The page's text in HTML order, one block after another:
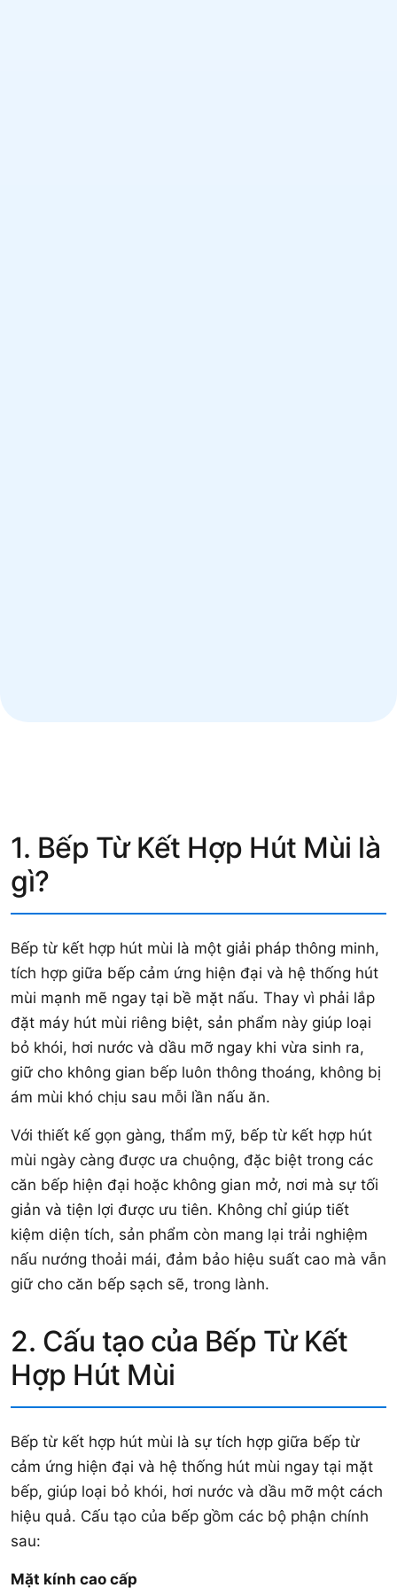
1. Bếp Từ Kết Hợp Hút Mùi là
gì?
Bếp từ kết hợp hút mùi là một giải pháp thông minh,
tích hợp giữa bếp cảm ứng hiện đại và hệ thống hút
mùi mạnh mẽ ngay tại bề mặt nấu. Thay vì phải lắp
đặt máy hút mùi riêng biệt, sản phẩm này giúp loại
bỏ khói, hơi nước và dầu mỡ ngay khi vừa sinh ra,
giữ cho không gian bếp luôn thông thoáng, không bị
ám mùi khó chịu sau mỗi lần nấu ăn.
Với thiết kế gọn gàng, thẩm mỹ, bếp từ kết hợp hút
mùi ngày càng được ưa chuộng, đặc biệt trong các
căn bếp hiện đại hoặc không gian mở, nơi mà sự tối
giản và tiện lợi được ưu tiên. Không chỉ giúp tiết
kiệm diện tích, sản phẩm còn mang lại trải nghiệm
nấu nướng thoải mái, đảm bảo hiệu suất cao mà vẫn
giữ cho căn bếp sạch sẽ, trong lành.
2. Cấu tạo của Bếp Từ Kết
Hợp Hút Mùi
Bếp từ kết hợp hút mùi là sự tích hợp giữa bếp từ
cảm ứng hiện đại và hệ thống hút mùi ngay tại mặt
bếp, giúp loại bỏ khói, hơi nước và dầu mỡ một cách
hiệu quả. Cấu tạo của bếp gồm các bộ phận chính
sau:
Mặt kính cao cấp